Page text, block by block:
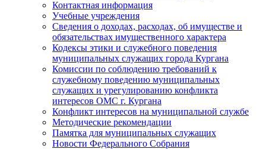
Контактная информация
Учебные учреждения
Сведения о доходах, расходах, об имуществе и
обязательствах имущественного характера
Кодексы этики и служебного поведения
муниципальных служащих города Кургана
Комиссии по соблюдению требований к
служебному поведению муниципальных
служащих и урегулированию конфликта
интересов ОМС г. Кургана
Конфликт интересов на муниципальной службе
Методические рекомендации
Памятка для муниципальных служащих
Новости Федерального Cобрания